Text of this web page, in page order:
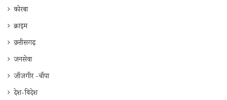
कोरबा
क्राइम
छत्तीसगढ़
जनसेवा
जाँजगीर -चाँपा
देश-विदेश